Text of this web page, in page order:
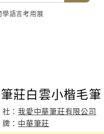
學語言考用展
莊白雲小楷毛筆
社：我愛中華筆莊有限公司
牌： 中華筆莊